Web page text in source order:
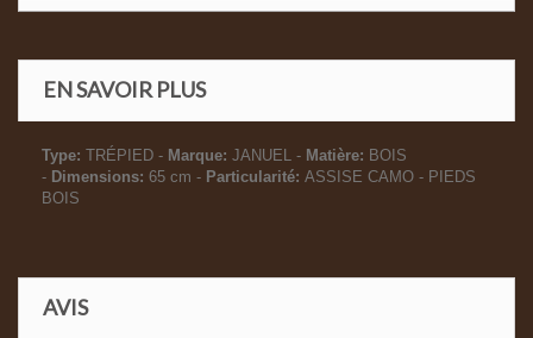
EN SAVOIR PLUS
Type: TRÉPIED - Marque: JANUEL - Matière: BOIS
- Dimensions: 65 cm - Particularité: ASSISE CAMO - PIEDS
BOIS
AVIS